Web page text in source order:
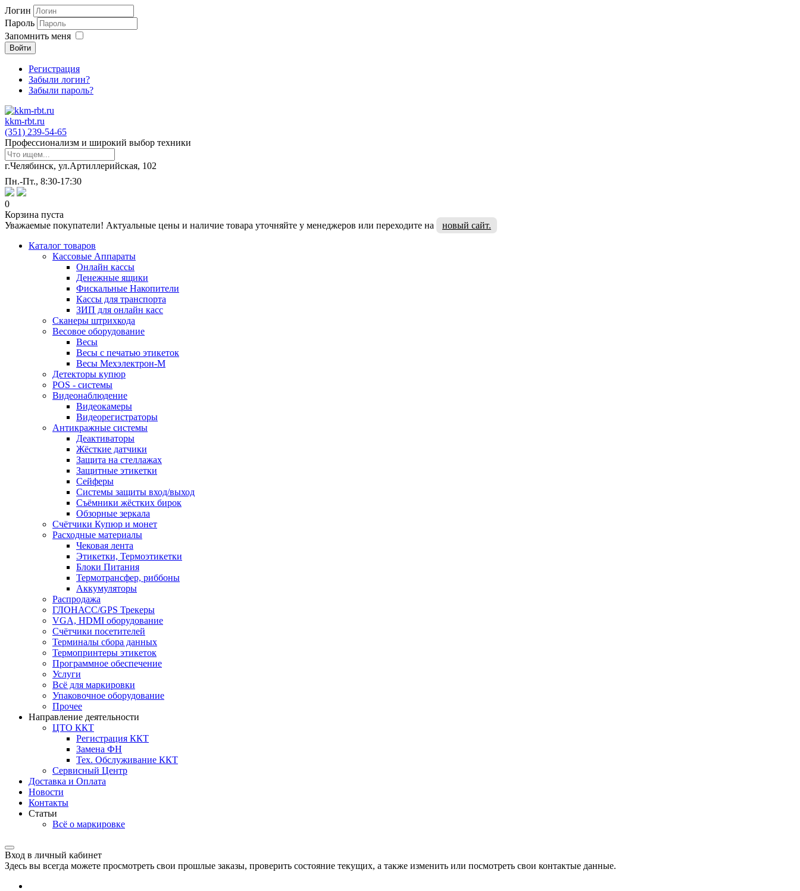
Логин
Пароль
Запомнить меня
Войти
Регистрация
Забыли логин?
Забыли пароль?
kkm-rbt.ru
(351) 239-54-65
Профессионализм и широкий выбор техники
г.Челябинск, ул.Артиллерийская, 102
Пн.-Пт., 8:30-17:30
0
Корзина пуста
Уважаемые покупатели! Актуальные цены и наличие товара уточняйте у менеджеров или переходите на
новый сайт.
Каталог товаров
Кассовые Аппараты
Онлайн кассы
Денежные ящики
Фискальные Накопители
Кассы для транспорта
ЗИП для онлайн касс
Сканеры штрихкода
Весовое оборудование
Весы
Весы с печатью этикеток
Весы Мехэлектрон-М
Детекторы купюр
POS - системы
Видеонаблюдение
Видеокамеры
Видеорегистраторы
Антикражные системы
Деактиваторы
Жёсткие датчики
Защита на стеллажах
Защитные этикетки
Сейферы
Системы защиты вход/выход
Съёмники жёстких бирок
Обзорные зеркала
Счётчики Купюр и монет
Расходные материалы
Чековая лента
Этикетки, Термоэтикетки
Блоки Питания
Термотрансфер, риббоны
Аккумуляторы
Распродажа
ГЛОНАСС/GPS Трекеры
VGA, HDMI оборудование
Счётчики посетителей
Терминалы сбора данных
Термопринтеры этикеток
Программное обеспечение
Услуги
Всё для маркировки
Упаковочное оборудование
Прочее
Направление деятельности
ЦТО ККТ
Регистрация ККТ
Замена ФН
Тех. Обслуживание ККТ
Сервисный Центр
Доставка и Оплата
Новости
Контакты
Статьи
Всё о маркировке
Вход в личный кабинет
Здесь вы всегда можете просмотреть свои прошлые заказы, проверить состояние текущих, а также изменить или посмотреть свои контактые данные.